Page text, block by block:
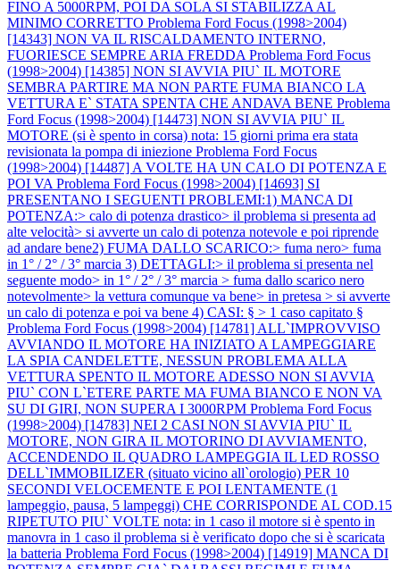
FINO A 5000RPM, POI DA SOLA SI STABILIZZA AL
MINIMO CORRETTO Problema Ford Focus (1998>2004)
[14343] NON VA IL RISCALDAMENTO INTERNO,
FUORIESCE SEMPRE ARIA FREDDA Problema Ford Focus
(1998>2004) [14385] NON SI AVVIA PIU` IL MOTORE
SEMBRA PARTIRE MA NON PARTE FUMA BIANCO LA
VETTURA E` STATA SPENTA CHE ANDAVA BENE Problema
Ford Focus (1998>2004) [14473] NON SI AVVIA PIU` IL
MOTORE (si è spento in corsa) nota: 15 giorni prima era stata
revisionata la pompa di iniezione Problema Ford Focus
(1998>2004) [14487] A VOLTE HA UN CALO DI POTENZA E
POI VA Problema Ford Focus (1998>2004) [14693] SI
PRESENTANO I SEGUENTI PROBLEMI:1) MANCA DI
POTENZA:> calo di potenza drastico> il problema si presenta ad
alte velocità> si avverte un calo di potenza notevole e poi riprende
ad andare bene2) FUMA DALLO SCARICO:> fuma nero> fuma
in 1° / 2° / 3° marcia 3) DETTAGLI:> il problema si presenta nel
seguente modo> in 1° / 2° / 3° marcia > fuma dallo scarico nero
notevolmente> la vettura comunque va bene> in pretesa > si avverte
un calo di potenza e poi va bene 4) CASI: § > 1 caso capitato §
Problema Ford Focus (1998>2004) [14781] ALL`IMPROVVISO
AVVIANDO IL MOTORE HA INIZIATO A LAMPEGGIARE
LA SPIA CANDELETTE, NESSUN PROBLEMA ALLA
VETTURA SPENTO IL MOTORE ADESSO NON SI AVVIA
PIU` CON L`ETERE PARTE MA FUMA BIANCO E NON VA
SU DI GIRI, NON SUPERA I 3000RPM Problema Ford Focus
(1998>2004) [14783] NEI 2 CASI NON SI AVVIA PIU` IL
MOTORE, NON GIRA IL MOTORINO DI AVVIAMENTO,
ACCENDENDO IL QUADRO LAMPEGGIA IL LED ROSSO
DELL`IMMOBILIZER (situato vicino all`orologio) PER 10
SECONDI VELOCEMENTE E POI LENTAMENTE (1
lampeggio, pausa, 5 lampeggi) CHE CORRISPONDE AL COD.15
RIPETUTO PIU` VOLTE nota: in 1 caso il motore si è spento in
manovra in 1 caso il problema si è verificato dopo che si è scaricata
la batteria Problema Ford Focus (1998>2004) [14919] MANCA DI